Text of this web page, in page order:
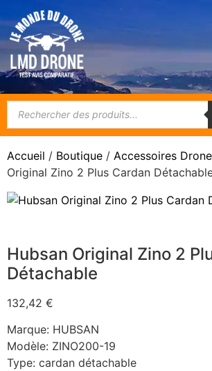
Accueil / Boutique / Accessoires
Original Zino 2 Plus Cardan
Hubsan Original Zino 2
Détachable
132,42 €
Marque: HUBSAN
Modèle: ZINO200-19
Type: cardan détachable